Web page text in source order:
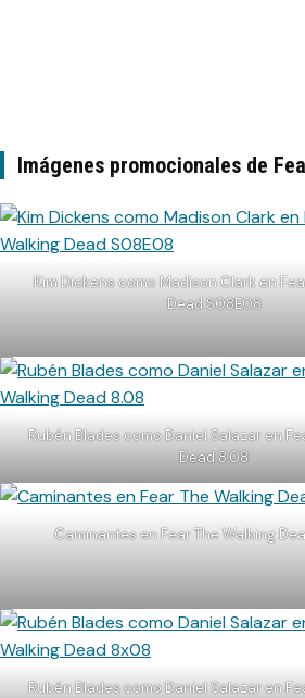
Imágenes promocionales de
Kim Dickens como Madison Clark en
Dead S08E08
Rubén Blades como Daniel Salazar en
Dead 8.08
Caminantes en Fear The Walking
Rubén Blades como Daniel Salazar en